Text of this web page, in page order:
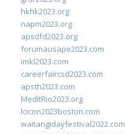
hkhk2023.org
napm2023.org
apsdfd2023.org
forumausape2023.com
imkl2023.com
careerfaircsd2023.com
apsth2023.com
MedItRio2023.org
lcicon2023boston.com
waitangidayfestival2022.com